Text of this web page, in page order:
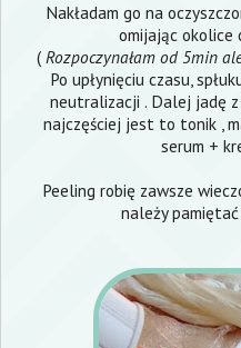
Nakładam go na
omijając okolice
( Rozpoczynałam od 5min
Po upłynięciu czasu,
neutralizacji . Dalej jadę
najczęściej jest to tonik ,
serum +
Peeling robię zawsze
należy